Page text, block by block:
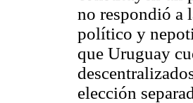
no respondió a
político y
que Uruguay
elección